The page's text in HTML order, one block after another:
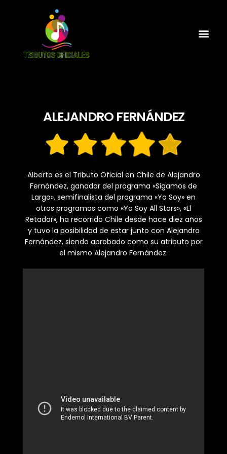
ALEJANDRO FERNÁNDEZ
Alberto es el Tributo Oficial en Chile de Alejandro
Fernández, ganador del programa «Sigamos de
Largo», semifinalista del programa «Yo Soy» en
otros programas como «Yo Soy All Stars», «El
Retador», ha recorrido Chile desde hace diez años
y tuvo la posibilidad de estar junto con Alejandro
Fernández, siendo aprobado como su atributo por
el mismo Alejandro Fernández.